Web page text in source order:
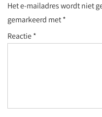
Het e-mailadres wordt niet
gemarkeerd met*
Reactie*